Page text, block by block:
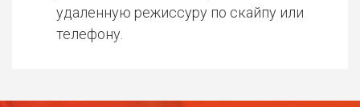
удаленную режиссуру по скайпу или
телефону.